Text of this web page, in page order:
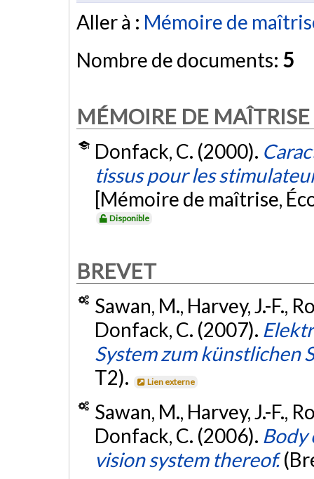
Aller à : Mémoire de
Nombre de documents: 5
MÉMOIRE DE MAÎTRISE
Donfack, C. (2000).
tissus pour les
[Mémoire de maîtrise,
Disponible
BREVET
Sawan, M., Harvey, J.-F.,
Donfack, C. (2007).
System zum künstlichen
T2).
Lien externe
Sawan, M., Harvey, J.-F.,
Donfack, C. (2006). Body
vision system thereof.